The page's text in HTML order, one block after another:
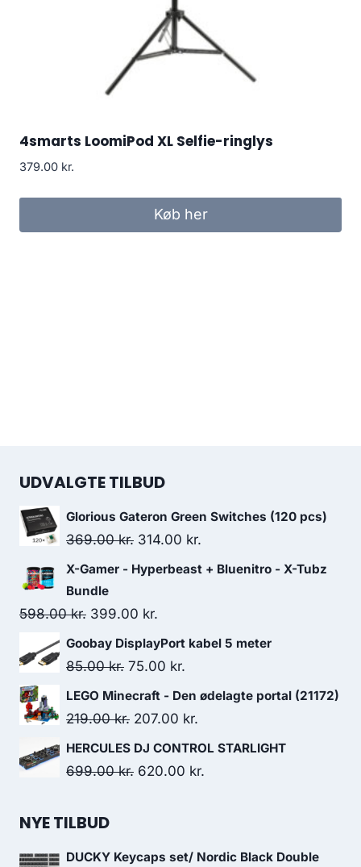
4smarts LoomiPod XL Selfie-ringlys
379.00 kr.
Køb her
UDVALGTE TILBUD
Glorious Gateron Green Switches (120 pcs)
369.00kr. Original
price
369.00 kr..
314.00 kr.
price
X-Gamer - Hyperbeast + Bluenitro - X-Tubz
Bundle
598.00kr. Original
price
was:
399.00 kr.
price
is:
Goobay DisplayPort kabel 5 meter
85.00kr. Original
price
was:
75.00 kr.
price
is:
LEGO Minecraft - Den ødelagte portal (21172)
219.00kr. Original
price
was:
207.00 kr.
price
is:
HERCULES DJ CONTROL STARLIGHT
699.00kr. Original
620.00 kr.
NYE TILBUD
DUCKY Keycaps set/ Nordic Black Double